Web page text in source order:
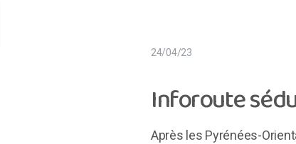
24/04/23
Inforoute
Après les Pyrénées-